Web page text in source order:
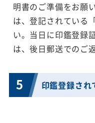
明書のご準備をお願
は、登記されている
い。当日に印鑑登録
は、後日郵送でのご
5 印鑑登録され